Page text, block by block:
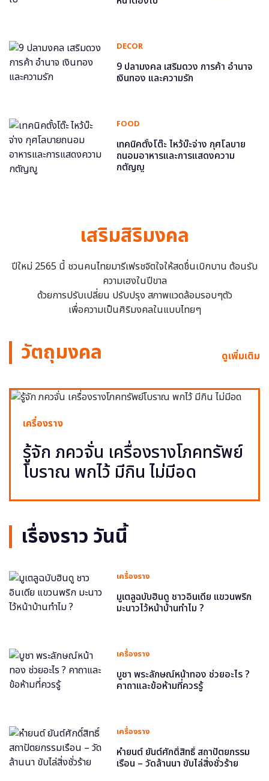
DECOR
9 ปลามงคล เสริมดวง การค้า อำนาจ
เงินทอง และความรัก
FOOD
เทคนิคตั้งโต๊ะ ไหว้บ๊ะจ่าง กุศโลบาย
ถนอมอาหารและการแสดงความ
กตัญญู
เสริมสิริมงคล
ปีใหม่ 2565 นี้ ชวนคนไทยมารีเฟรชจิตใจให้สดชื่นเบิกบาน ต้อนรับ
ความเฮงในปีขาล
ด้วยการปรับเปลี่ยน ปรับปรุง สภาพแวดล้อมรอบๆตัว
เพื่อความเป็นศิริมงคลในแบบไทยๆ
วัตถุมงคล ดูเพิ่มเติม
เครื่องราง
รู้จัก ภควจั่น เครื่องรางโภคทรัพย์
โบราณ พกไว้ มีกิน ไม่มีอด
เรื่องราว วันนี้
เครื่องราง
มูเตลูฉบับฮินดู ชาวอินเดีย แขวนพริก
มะนาวไว้หน้าบ้านทำไม ?
เครื่องราง
บูชา พระลักษณ์หน้าทอง ช่วยอะไร ?
คาถาและข้อห้ามที่ควรรู้
เครื่องราง
หำยนต์ ยันต์ศักดิ์สิทธิ์ สถาปัตยกรรม
เรือน – วัดล้านนา ขับไล่สิ่งชั่วร้าย